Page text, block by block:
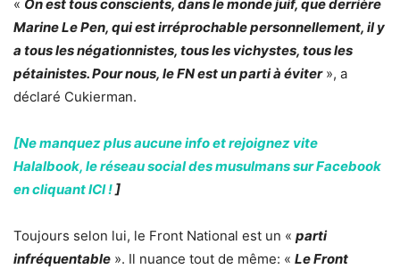
« On est tous conscients, dans le monde juif, que derrière
Marine Le Pen, qui est irréprochable personnellement, il y
a tous les négationnistes, tous les vichystes, tous les
pétainistes. Pour nous, le FN est un parti à éviter », a
déclaré Cukierman.
[Ne manquez plus aucune info et rejoignez vite
Halalbook, le réseau social des musulmans sur Facebook
en cliquant ICI !]
Toujours selon lui, le Front National est un « parti
infréquentable ». Il nuance tout de même: « Le Front